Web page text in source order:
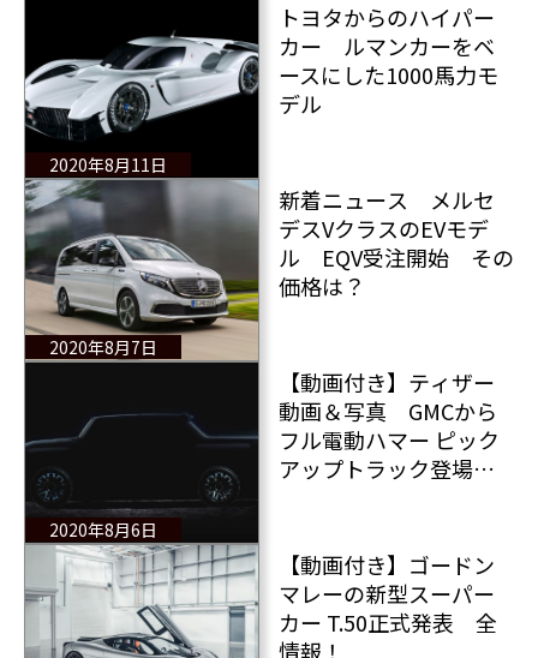
2020年8月11日
トヨタからのハイパー
カー ルマンカーをベ
ースにした1000馬力モ
デル
2020年8月7日
新着ニュース メルセ
デスVクラスのEVモデ
ル EQV受注開始 その
価格は？
2020年8月6日
【動画付き】ティザー
動画＆写真 GMCから
フル電動ハマー ピック
アップトラック登場
【動画付き】ゴードン
マレーの新型スーパー
カー T.50正式発表 全
情報！